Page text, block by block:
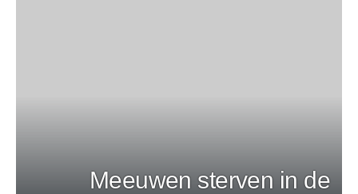
Meeuwen sterven in de